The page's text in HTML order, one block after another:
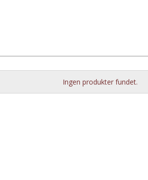
Ingen produkter fundet.